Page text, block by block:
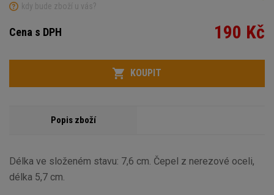
kdy bude zboží u vás?
Cena s DPH 190 Kč
Počet
KOUPIT
Popis zboží
Délka ve složeném stavu: 7,6 cm. Čepel z nerezové oceli,
délka 5,7 cm.